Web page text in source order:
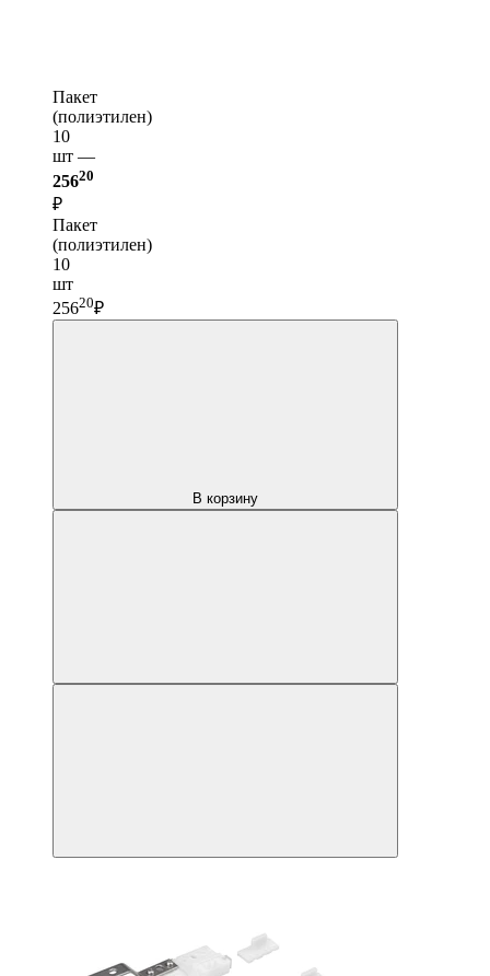
Пакет
(полиэтилен)
10
шт —
25620
₽
Пакет
(полиэтилен)
10
шт
25620₽
В корзину